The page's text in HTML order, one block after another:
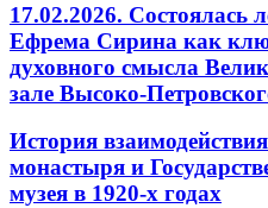
17.02.2026. Состоялась
Ефрема Сирина как
духовного смысла
зале Высоко-
История
монастыря и
музея в 1920-х годах